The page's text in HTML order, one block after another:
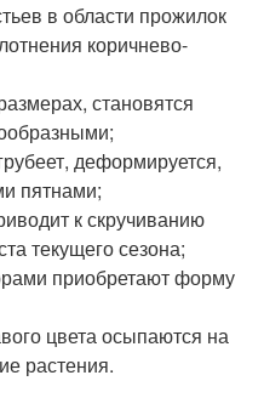
в области прожилок
коричнево-
становятся
деформируется,
пятнами;
к скручиванию
текущего сезона;
приобретают форму
цвета осыпаются на
растения.